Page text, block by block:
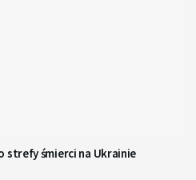
strefy śmierci na Ukrainie